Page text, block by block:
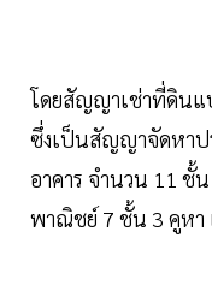
โดยสัญญาเช่าที่ดินแ
ซึ่งเป็นสัญญาจัดหาป
อาคาร จำนวน 11 ชั้
พาณิชย์ 7 ชั้น 3 คูหา